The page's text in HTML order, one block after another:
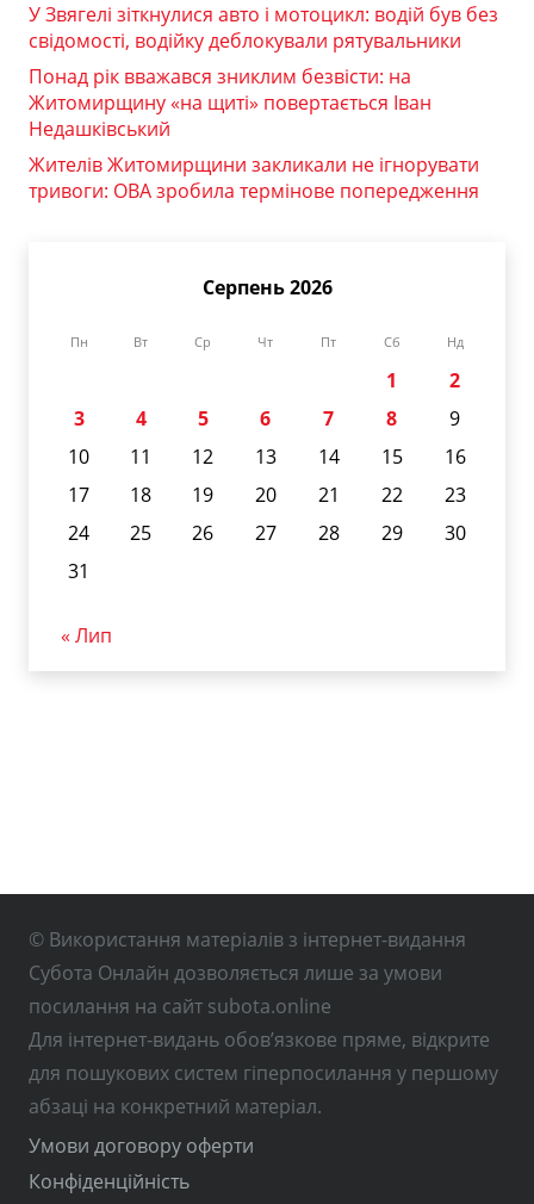
У Звягелі зіткнулися авто і мотоцикл: водій був без
свідомості, водійку деблокували рятувальники
Понад рік вважався зниклим безвісти: на
Житомирщину «на щиті» повертається Іван
Недашківський
Жителів Житомирщини закликали не ігнорувати
тривоги: ОВА зробила термінове попередження
Серпень 2026
Пн Вт Ср Чт Пт Сб Нд
1
2
3
4 5 6 7 8
9
10
11 12 13 14 15
16
17
18 19 20 21 22
23
24
25 26 27 28 29
30
31
« Лип
© Використання матеріалів з інтернет-видання
Субота Онлайн дозволяється лише за умови
посилання на сайт subota.online
Для інтернет-видань обов’язкове пряме, відкрите
для пошукових систем гіперпосилання у першому
абзаці на конкретний матеріал.
Умови договору оферти
Конфіденційність